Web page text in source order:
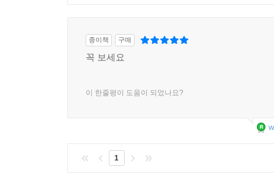
종이책 구매
꼭 보세요
이 한줄평이 도움이 되었나요?
1